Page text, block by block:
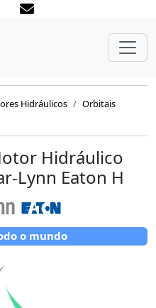
Hidráulicos
Orbitais
Hidráulico
Lynn Eaton H
o mundo